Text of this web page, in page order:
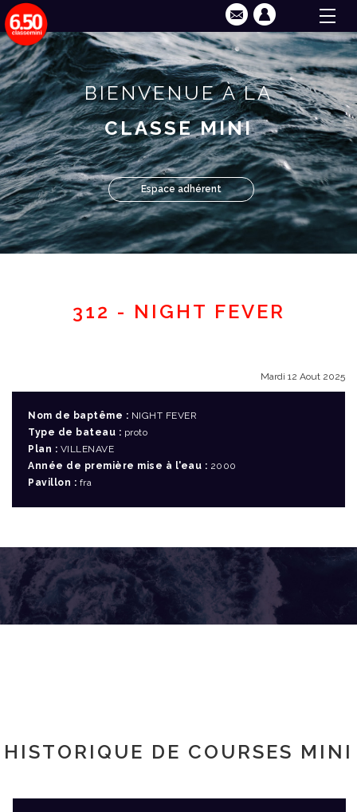
BIENVENUE À LA
CLASSE MINI
Espace adhérent
312 - NIGHT FEVER
Mardi 12 Aout 2025
Nom de baptême : NIGHT FEVER
Type de bateau : proto
Plan : VILLENAVE
Année de première mise à l'eau : 2000
Pavillon : fra
HISTORIQUE DE COURSES MINI